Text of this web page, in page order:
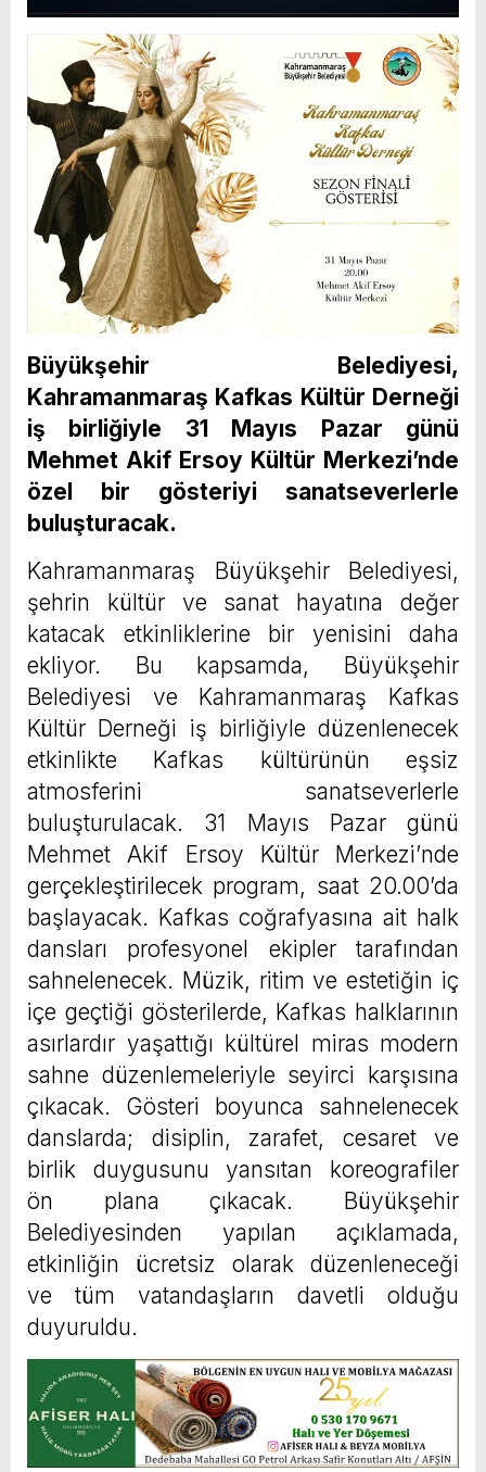
Büyükşehir Belediyesi,
Kahramanmaraş Kafkas Kültür Derneği
iş birliğiyle 31 Mayıs Pazar günü
Mehmet Akif Ersoy Kültür Merkezi’nde
özel bir gösteriyi sanatseverlerle
buluşturacak.
Kahramanmaraş Büyükşehir Belediyesi,
şehrin kültür ve sanat hayatına değer
katacak etkinliklerine bir yenisini daha
ekliyor. Bu kapsamda, Büyükşehir
Belediyesi ve Kahramanmaraş Kafkas
Kültür Derneği iş birliğiyle düzenlenecek
etkinlikte Kafkas kültürünün eşsiz
atmosferini sanatseverlerle
buluşturulacak. 31 Mayıs Pazar günü
Mehmet Akif Ersoy Kültür Merkezi’nde
gerçekleştirilecek program, saat 20.00’da
başlayacak. Kafkas coğrafyasına ait halk
dansları profesyonel ekipler tarafından
sahnelenecek. Müzik, ritim ve estetiğin iç
içe geçtiği gösterilerde, Kafkas halklarının
asırlardır yaşattığı kültürel miras modern
sahne düzenlemeleriyle seyirci karşısına
çıkacak. Gösteri boyunca sahnelenecek
danslarda; disiplin, zarafet, cesaret ve
birlik duygusunu yansıtan koreografiler
ön plana çıkacak. Büyükşehir
Belediyesinden yapılan açıklamada,
etkinliğin ücretsiz olarak düzenleneceği
ve tüm vatandaşların davetli olduğu
duyuruldu.